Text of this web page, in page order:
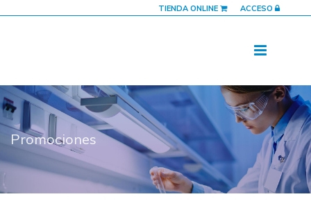
TIENDA ONLINE ACCESO
Promociones